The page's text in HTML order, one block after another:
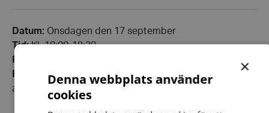
Datum: Onsdagen den 17 september
Tid:Kl. 18:00-19:30
Plats:
Föreläsare:
Sebastian Waechter, legitimerad
audionom och doktor i klinisk medicin
×
Denna webbplats använder
cookies